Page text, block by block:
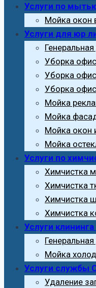
Услуги по
Мойка окон
Услуги для юр
Уборка
Уборка
Уборка
Мойка
Мойка
Мойка окон
Мойка
Услуги по
Химчистка
Химчистка
Химчистка
Химчистка
Услуги
Мойка
Услуги службы
Удаление